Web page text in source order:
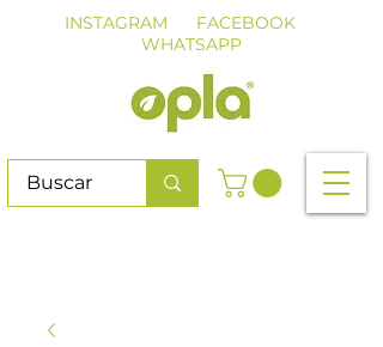
INSTAGRAM
FACEBOOK
WHATSAPP